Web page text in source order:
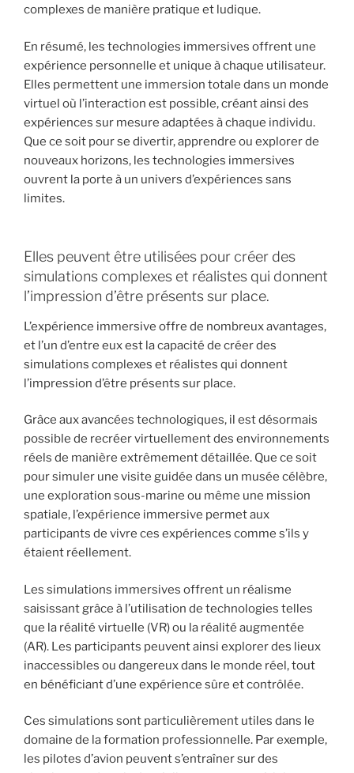
complexes de manière pratique et ludique.
En résumé, les technologies immersives offrent une
expérience personnelle et unique à chaque utilisateur.
Elles permettent une immersion totale dans un monde
virtuel où l’interaction est possible, créant ainsi des
expériences sur mesure adaptées à chaque individu.
Que ce soit pour se divertir, apprendre ou explorer de
nouveaux horizons, les technologies immersives
ouvrent la porte à un univers d’expériences sans
limites.
Elles peuvent être utilisées pour créer des
simulations complexes et réalistes qui donnent
l’impression d’être présents sur place.
L’expérience immersive offre de nombreux avantages,
et l’un d’entre eux est la capacité de créer des
simulations complexes et réalistes qui donnent
l’impression d’être présents sur place.
Grâce aux avancées technologiques, il est désormais
possible de recréer virtuellement des environnements
réels de manière extrêmement détaillée. Que ce soit
pour simuler une visite guidée dans un musée célèbre,
une exploration sous-marine ou même une mission
spatiale, l’expérience immersive permet aux
participants de vivre ces expériences comme s’ils y
étaient réellement.
Les simulations immersives offrent un réalisme
saisissant grâce à l’utilisation de technologies telles
que la réalité virtuelle (VR) ou la réalité augmentée
(AR). Les participants peuvent ainsi explorer des lieux
inaccessibles ou dangereux dans le monde réel, tout
en bénéficiant d’une expérience sûre et contrôlée.
Ces simulations sont particulièrement utiles dans le
domaine de la formation professionnelle. Par exemple,
les pilotes d’avion peuvent s’entraîner sur des